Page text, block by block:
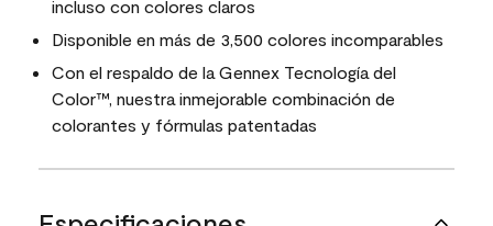
incluso con colores claros
Disponible en más de 3,500 colores incomparables
Con el respaldo de la Gennex Tecnología del
Color™, nuestra inmejorable combinación de
colorantes y fórmulas patentadas